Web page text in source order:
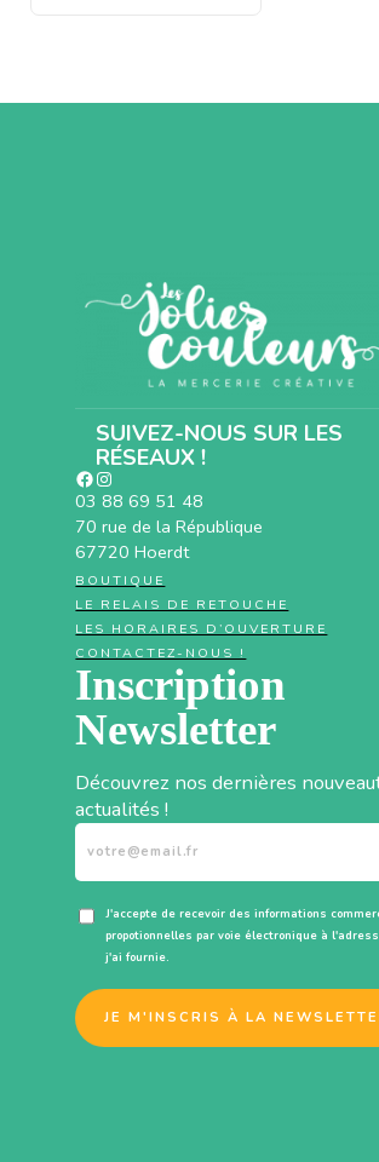
SUIVEZ-NOUS SUR LES
RÉSEAUX !
Facebook Instagram
03 88 69 51 48
70 rue de la République
67720 Hoerdt
BOUTIQUE
LE RELAIS DE RETOUCHE
LES HORAIRES D’OUVERTURE
CONTACTEZ-NOUS !
Inscription
Newsletter
Découvrez nos dernières
actualités !
J'accepte de recevoir des informations
propotionnelles par voie électronique à
j'ai fournie.